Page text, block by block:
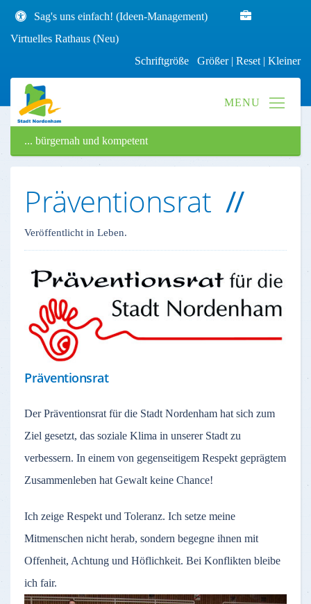
Sag's uns einfach! (Ideen-Management)
Virtuelles Rathaus (Neu)
Schriftgröße Größer| Reset | Kleiner
... bürgernah und kompetent
Präventionsrat
Veröffentlicht in Leben.
Präventionsrat
Der Präventionsrat für die Stadt Nordenham hat sich zum
Ziel gesetzt, das soziale Klima in unserer Stadt zu
verbessern. In einem von gegenseitigem Respekt geprägtem
Zusammenleben hat Gewalt keine Chance!
Ich zeige Respekt und Toleranz. Ich setze meine
Mitmenschen nicht herab, sondern begegne ihnen mit
Offenheit, Achtung und Höflichkeit. Bei Konflikten bleibe
ich fair.